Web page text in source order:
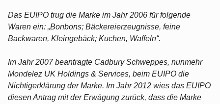
Das EUIPO trug die Marke im Jahr 2006 für folgende
Waren ein: „Bonbons; Bäckereierzeugnisse, feine
Backwaren, Kleingebäck; Kuchen, Waffeln“.
Im Jahr 2007 beantragte Cadbury Schweppes, nunmehr
Mondelez UK Holdings & Services, beim EUIPO die
Nichtigerklärung der Marke. Im Jahr 2012 wies das EUIPO
diesen Antrag mit der Erwägung zurück, dass die Marke